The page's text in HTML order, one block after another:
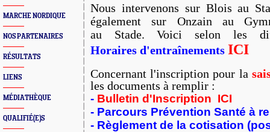
MARCHE NORDIQUE
NOS PARTENAIRES
RÉSULTATS
LIENS
MÉDIATHÈQUE
QUALIFIÉ(E)S
Nous intervenons sur Blois au
également sur Onzain au
au Stade.Voici selon les
Horaires d'entraînements ICI
Concernant l'inscription pour la
les documents à remplir :
- Bulletin d'Inscription ICI
- Parcours Prévention Santé à
- Règlement de la cotisation